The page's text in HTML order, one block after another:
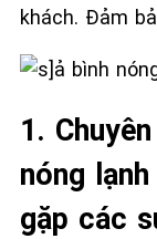
khách. Đảm
1.
nóng
gặp các